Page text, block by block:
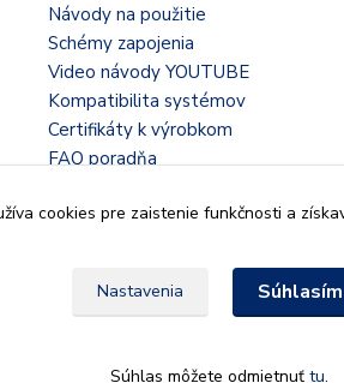
Návody na použitie
Schémy zapojenia
Video návody YOUTUBE
Kompatibilita systémov
Certifikáty k výrobkom
FAQ poradňa
cookies pre zaistenie funkčnosti a
Nastavenia Súhlasím
Súhlas môžete odmietnuť tu.